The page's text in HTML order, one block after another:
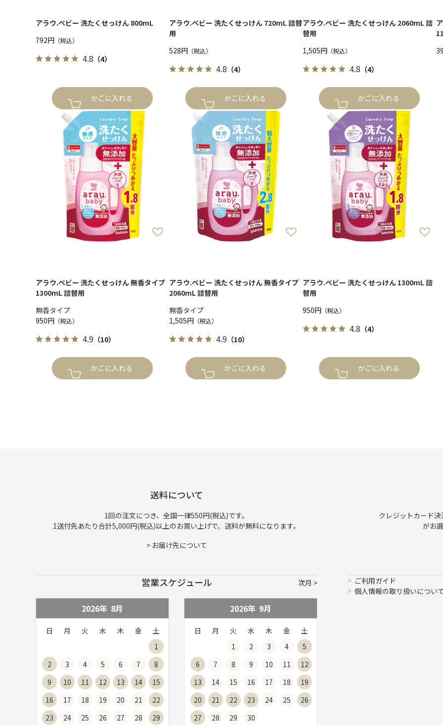
アラウ.ベビー 洗たくせっけん 800mL
792円
4.8 （4）
かごに入れる
アラウ.ベビー 洗たくせっけん 720mL 詰替
用
528円
4.8 （4）
かごに入れる
アラウ.ベビー 洗たくせっけん 2060mL 詰
替用
1,505円
4.8 （4）
かごに入れる
アラウ.ベビー 洗たくせっけん 無香タイプ
1300mL 詰替用
無香タイプ
950円
4.9 （10）
かごに入れる
アラウ.ベビー 洗たくせっけん 無香タイプ
2060mL 詰替用
無香タイプ
1,505円
4.9 （10）
かごに入れる
アラウ.ベビー 洗たくせっけん 1300mL 詰
替用
950円
4.8 （4）
かごに入れる
送料について
1回の注文につき、全国一律550円(税込)です。
1送付先あたり合計5,000円(税込)以上のお買い上げで、送料が無料になります。
> お届け先について
クレジットカード
がお
営業スケジュール
2026年 8月
日 月 火 水 木 金
土
1
2
3 4 5 6 7
8
9
10 11 12 13 14
15
16
17 18 19 20 21
22
23
24 25 26 27 28 29
2026年 9月
日 月 火 水 木 金
土
1
2 3 4
5
6
7 8 9 10 11
12
13
14 15 16 17 18
19
20
21 22 23 24 25
26
27
28 29 30
次月 ご利用ガイド
個人情報の取り扱いについて